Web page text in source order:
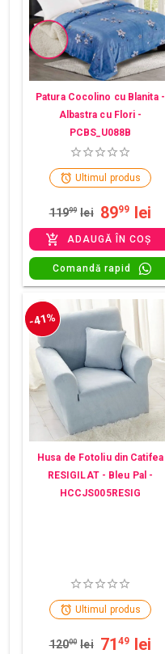
Patura Cocolino cu Blanita -
Albastra cu Flori -
PCBS_U088B
Ultimul produs
11999 lei 8999 lei
ADAUGĂ ÎN COȘ
Comandă rapid
-41%
Husa de Fotoliu din Catifea
RESIGILAT - Bleu Pal -
HCCJS005RESIG
Ultimul produs
12000 lei 71 49 lei